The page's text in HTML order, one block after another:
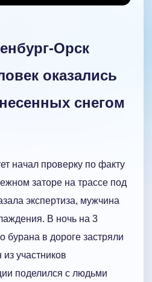
Орск
оказались
снегом
начал проверку по факту
заторе на трассе под
экспертиза, мужчина
В ночь на 3
бурана в дороге застряли
участников
поделился с людьми